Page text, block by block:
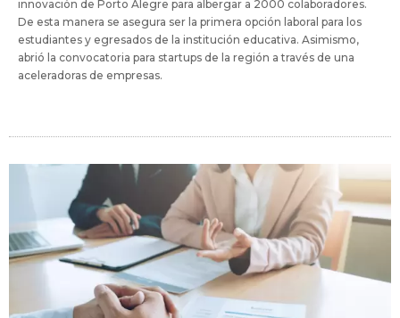
innovación de Porto Alegre para albergar a 2000 colaboradores.
De esta manera se asegura ser la primera opción laboral para los
estudiantes y egresados de la institución educativa. Asimismo,
abrió la convocatoria para startups de la región a través de una
aceleradoras de empresas.